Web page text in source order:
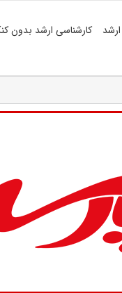
کارشناسی ارشد بدون